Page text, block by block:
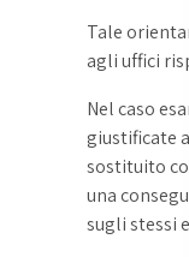
Tale
agli uffici
Nel caso
giustificate
sostituito
una
sugli stessi